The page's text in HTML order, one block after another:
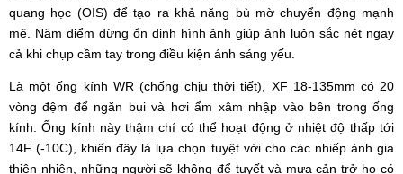
quang học (OIS) để tạo ra khả năng bù mờ chuyển động mạnh
mẽ. Năm điểm dừng ổn định hình ảnh giúp ảnh luôn sắc nét ngay
cả khi chụp cầm tay trong điều kiện ánh sáng yếu.
Là một ống kính WR (chống chịu thời tiết), XF 18-135mm có 20
vòng đệm để ngăn bụi và hơi ẩm xâm nhập vào bên trong ống
kính. Ống kính này thậm chí có thể hoạt động ở nhiệt độ thấp tới
14F (-10C), khiến đây là lựa chọn tuyệt vời cho các nhiếp ảnh gia
thiên nhiên, những người sẽ không để tuyết và mưa cản trở họ có